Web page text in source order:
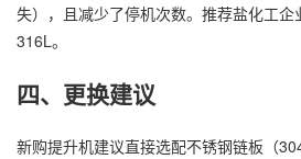
失），且减少了停机次数。推荐盐化工企
316L。
四、更换建议
新购提升机建议直接选配不锈钢链板（